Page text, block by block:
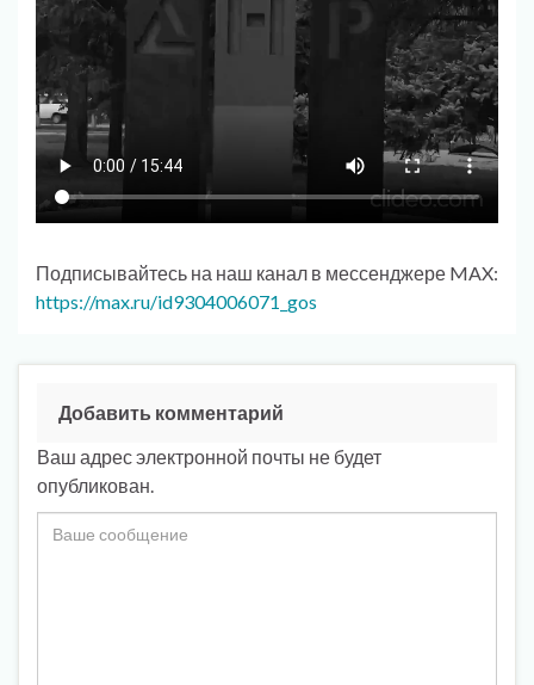
Подписывайтесь на наш канал в мессенджере MAX:
https://max.ru/id9304006071_gos
Добавить комментарий
Ваш адрес электронной почты не будет
опубликован.